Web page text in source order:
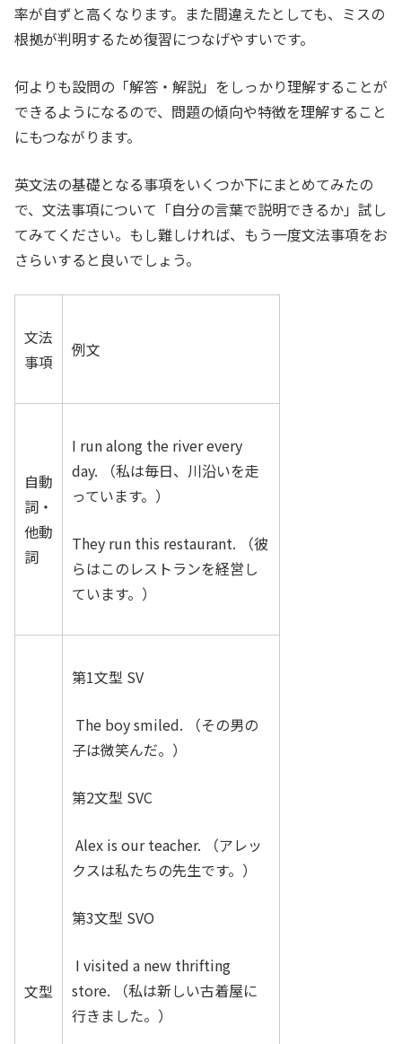
率が自ずと高くなります。 また間違えたとしても、ミスの
根拠が判明するため復習につなげやすいです。
何よりも設問の「解答・解説」をしっかり理解することが
できるようになるので、問題の傾向や特徴を理解すること
にもつながります。
英文法の基礎となる事項をいくつか下にまとめてみたの
で、文法事項について「自分の言葉で説明できるか」試し
てみてください。もし難しければ、もう一度文法事項をお
さらいすると良いでしょう。
文法
事項
例文
自動
詞・
他動
詞
I run along the river every
day. （私は毎日、川沿いを走
っています。）
They run this restaurant. （彼
らはこのレストランを経営し
ています。）
文型
第1文型 SV
The boy smiled. （その男の
子は微笑んだ。）
第2文型 SVC
Alex is our teacher. （アレッ
クスは私たちの先生です。）
第3文型 SVO
I visited a new thrifting
store. （私は新しい古着屋に
行きました。）